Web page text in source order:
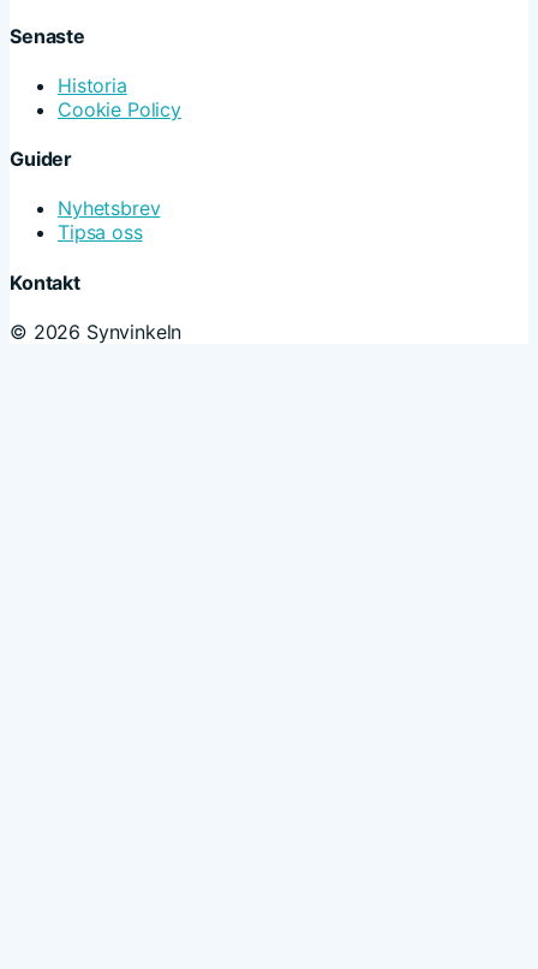
Senaste
Historia
Cookie Policy
Guider
Nyhetsbrev
Tipsa oss
Kontakt
© 2026 Synvinkeln